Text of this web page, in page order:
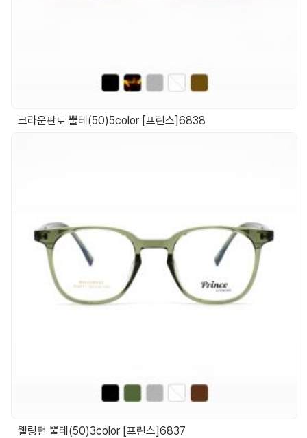
크라운판토 뿔테(50)5color [프린스]6838
웰링턴 뿔테(50)3color [프린스]6837